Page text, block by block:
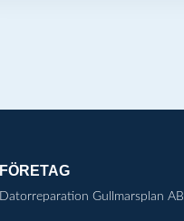
FÖRETAG
Datorreparation Gullmarsplan AB